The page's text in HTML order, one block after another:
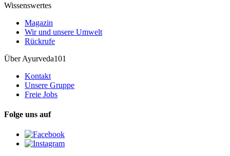
Wissenswertes
Magazin
Wir und unsere Umwelt
Rückrufe
Über Ayurveda101
Kontakt
Unsere Gruppe
Freie Jobs
Folge uns auf